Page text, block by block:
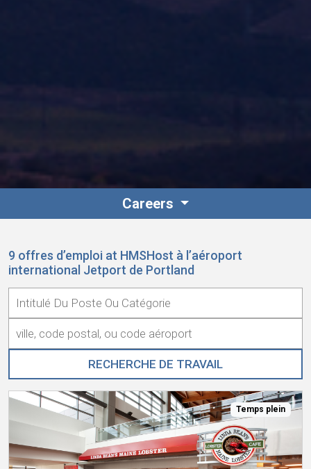
Careers
9 offres d’emploi at HMSHost à l’aéroport
international Jetport de Portland
Temps plein